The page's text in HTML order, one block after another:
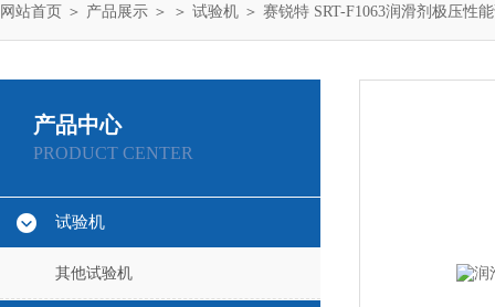
网站首页 ＞ 产品展示 ＞ ＞ 试验机 ＞ 赛锐特 SRT-F1063润滑剂极压性
产品中心
PRODUCT CENTER
试验机
其他试验机